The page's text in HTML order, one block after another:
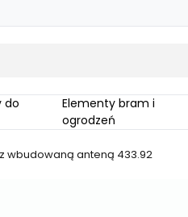
Elementy bram i
ogrodzeń
z wbudowaną anteną 433.92